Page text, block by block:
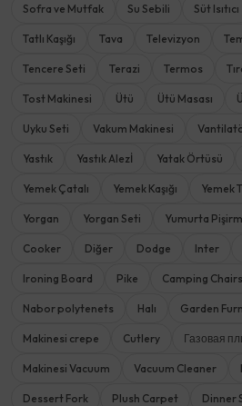
Sofra ve Mutfak Su Sebili Süt Isıtıcı
Tatlı Kaşığı Tava Televizyon
Tencere Seti Terazi Termos
Tost Makinesi Ütü Ütü Masası
Uyku Seti Vakum Makinesi
Yastık Yastık Alezİ Yatak Örtüsü
Yemek Çatalı Yemek Kaşığı Yemek
Yorgan Yorgan Seti Yumurta
Cooker Diğer Dodge Inter
Ironing Board Pike Camping Chairs
Nabor polytenets Halı Garden
Makinesi crepe Cutlery Газовая
Makinesi Vacuum Vacuum Cleaner
Dessert Fork Plush Carpet Dinner